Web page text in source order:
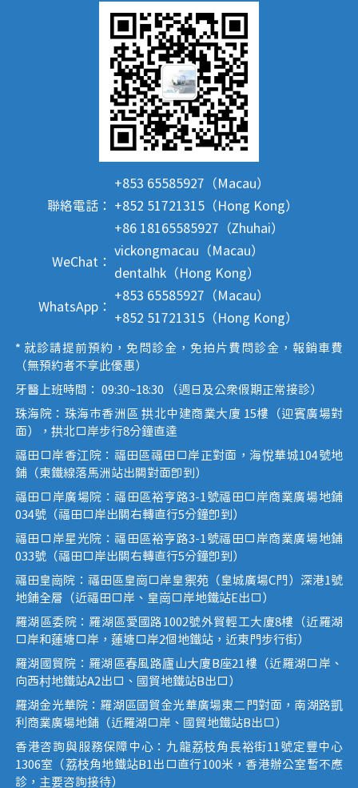
聯絡電話：
+853 65585927（Macau）
+852 51721315（Hong Kong）
+86 18165585927（Zhuhai）
WeChat：
vickongmacau（Macau）
dentalhk（Hong Kong）
WhatsApp：
+853 65585927（Macau）
+852 51721315（Hong Kong）
* 就診請提前預約，免問診金，免拍片費問診金，報銷車費
（無預約者不享此優惠）
牙醫上班時間： 09:30~18:30 （週日及公眾假期正常接診）
珠海院：珠海市香洲區 拱北中建商業大廈 15樓（迎賓廣場對
面），拱北口岸步行8分鐘直達
福田口岸香江院：福田區福田口岸正對面，海悅華城104號地
鋪（東鐵線落馬洲站出關對面即到）
福田口岸廣場院：福田區裕亨路3-1號福田口岸商業廣場地鋪
034號（福田口岸出關右轉直行5分鐘即到）
福田口岸星光院：福田區裕亨路3-1號福田口岸商業廣場地鋪
033號（福田口岸出關右轉直行5分鐘即到）
福田皇崗院：福田區皇崗口岸皇禦苑（皇城廣場C門）深港1號
地鋪全層（近福田口岸、皇崗口岸地鐵站E出口）
羅湖區委院：羅湖區愛國路1002號外貿輕工大廈8樓（近羅湖
口岸和蓮塘口岸，蓮塘口岸2個地鐵站，近東門步行街）
羅湖國貿院：羅湖區春風路廬山大廈B座21樓（近羅湖口岸、
向西村地鐵站A2出口、國貿地鐵站B出口）
羅湖金光華院：羅湖區國貿金光華廣場東二門對面，南湖路凱
利商業廣場地鋪（近羅湖口岸、國貿地鐵站B出口）
香港咨詢與服務保障中心：九龍荔枝角長裕街11號定豐中心
1306室（荔枝角地鐵站B1出口直行100米，香港辦公室暫不應
診，主要咨詢接待）